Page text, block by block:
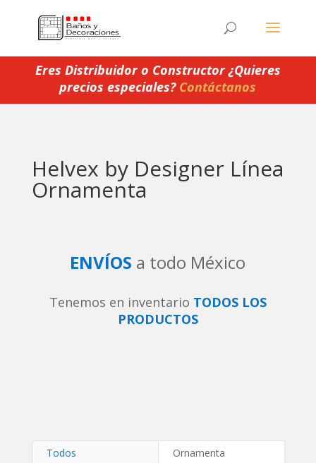
Eres Distribuidor o Constructor ¿Quieres
precios especiales? Contáctanos
Helvex by Designer Línea
Ornamenta
ENVÍOS a todo México
Tenemos en inventario TODOS LOS
PRODUCTOS
Todos Ornamenta